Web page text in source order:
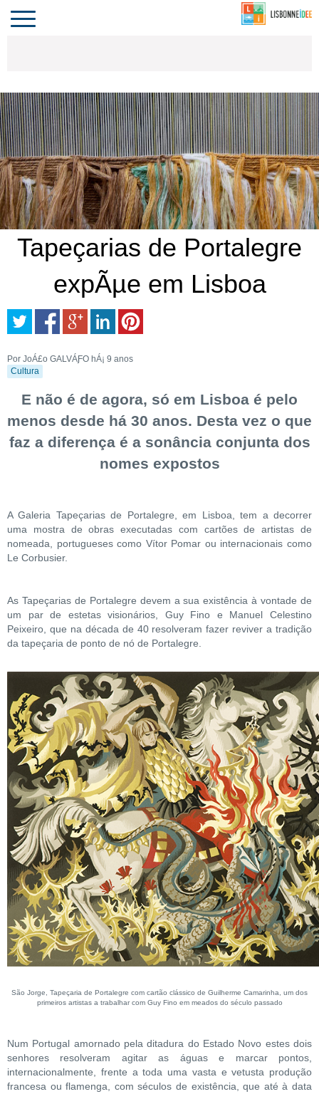
PORTUGAL
Toggle
navigation
Tapeçarias de Portalegre
expÃµe em Lisboa
Por JoÁ£o GALVÁƑO hÁ¡ 9 anos
Cultura
E não é de agora, só em Lisboa é pelo
menos desde há 30 anos. Desta vez o que
faz a diferença é a sonância conjunta dos
nomes expostos
A Galeria Tapeçarias de Portalegre, em Lisboa, tem a decorrer
uma mostra de obras executadas com cartões de artistas de
nomeada, portugueses como Vítor Pomar ou internacionais como
Le Corbusier.
As Tapeçarias de Portalegre devem a sua existência à vontade de
um par de estetas visionários, Guy Fino e Manuel Celestino
Peixeiro, que na década de 40 resolveram fazer reviver a tradição
da tapeçaria de ponto de nó de Portalegre.
São Jorge, Tapeçaria de Portalegre com cartão clássico de Guilherme Camarinha, um dos
primeiros artistas a trabalhar com Guy Fino em meados do século passado
Num Portugal amornado pela ditadura do Estado Novo estes dois
senhores resolveram agitar as águas e marcar pontos,
internacionalmente, frente a toda uma vasta e vetusta produção
francesa ou flamenga, com séculos de existência, que até à data